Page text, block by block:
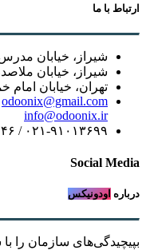
ارتباط با ما
شیراز، خیابان
شیراز، خیابان
تهران، خیابان امام
odoonix@gmail.com
info@odoonix.ir
۰۲۱-۹۱۰۱۳۶۹۹ / ۰۹۹۶۱۲۳۹۷۴۶ / ۰۹۱۰۱۹۸۱۷۱۳-۱۴
Social Media
درباره اودونیکس
بپیچیدگی‌های سازمان را